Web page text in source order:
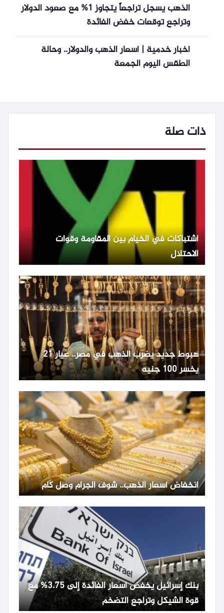
الذهب يسجل تراجعاً يتجاوز 1% مع صعود الدولار
وتراجع توقعات خفض الفائدة
أخبار خدمية | أسعار الذهب والدولار.. وحالة
الطقس اليوم الجمعة
ذات صلة
اشتباكات في الخيام بين المقاومة وقوات
الاحتلال
هبوط جديد يضرب الذهب في مصر.. عيار 21
يخسر 100 جنيه
انخفاض أسعار الذهب.. شوف الجرام وصل كام
بنك إسرائيل يخفض أسعار الفائدة إلى 3.75% مع
قوة الشيكل وتراجع التضخم